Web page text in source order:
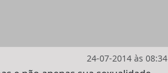
24-07-2014 às 08:34